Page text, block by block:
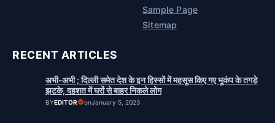
Sample Page
Sitemap
RECENT ARTICLES
अभी-अभी ; दिल्ली समेत देश के इन हिस्सों में महसूस किए गए भूकंप के तगड़े
झटके, दहशत में घरों से बाहर निकले लोग
BYEDITOR onJanuary 5, 2023